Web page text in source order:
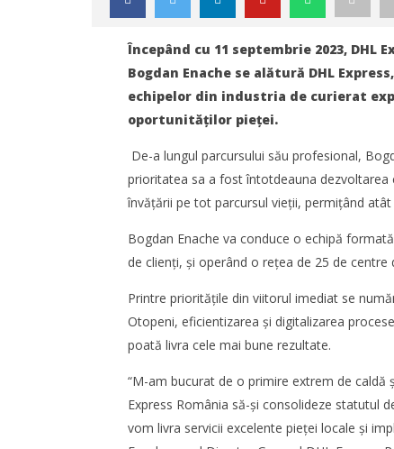
Schimbare de management în
cadrul DHL Express România:
Bogdan Enache este noul Country
Managing Director
Redacția
Noua
Începând cu 11 septembrie 2023, DHL
Bogdan Enache se alătură DHL
echipelor din industria de curierat
oportunităților pieței.
De-a lungul parcursului său profesional,
prioritatea sa a fost întotdeauna dezvoltarea
învățării pe tot parcursul vieții, permițând
Bogdan Enache va conduce o echipă
de clienți, și operând o rețea de 25 de centre
Printre prioritățile din viitorul imediat se
Otopeni, eficientizarea și digitalizarea
poată livra cele mai bune rezultate.
“M-am bucurat de o primire extrem de
Express România să-și consolideze statutul
vom livra servicii excelente pieței locale și